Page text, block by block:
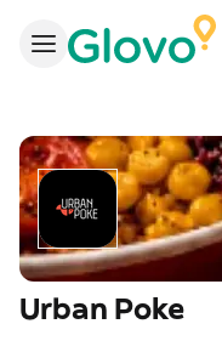
Urban Poke